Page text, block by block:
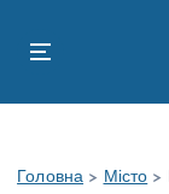
Головна > Місто >